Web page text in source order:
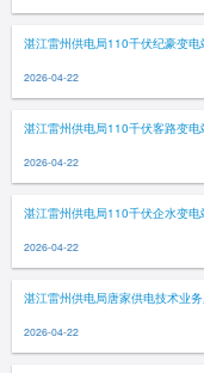
湛江雷州供电局110千伏纪豪变
2026-04-22
湛江雷州供电局110千伏客路变
2026-04-22
湛江雷州供电局110千伏企水变
2026-04-22
湛江雷州供电局唐家供电技术业
2026-04-22